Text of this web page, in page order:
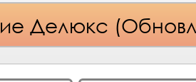
Делюкс